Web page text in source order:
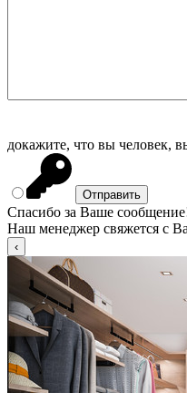
докажите, что вы человек,
Спасибо за Ваше
Наш менеджер свяжется с